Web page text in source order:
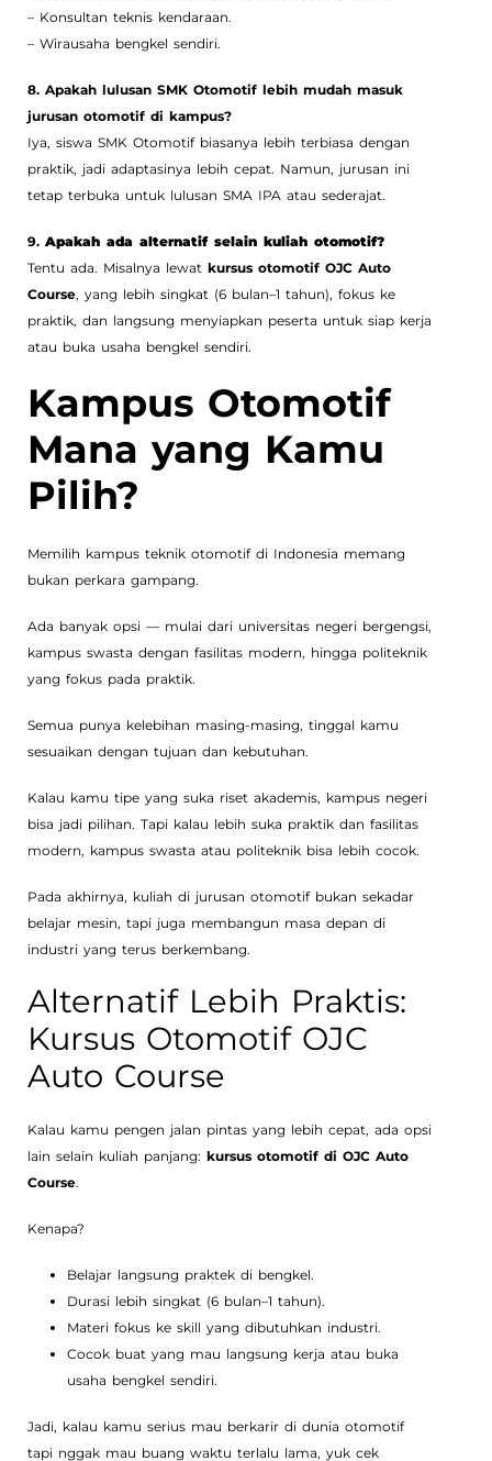
– Konsultan teknis kendaraan.
– Wirausaha bengkel sendiri.
8. Apakah lulusan SMK Otomotif lebih mudah masuk
jurusan otomotif di kampus?
Iya, siswa SMK Otomotif biasanya lebih terbiasa dengan
praktik, jadi adaptasinya lebih cepat. Namun, jurusan ini
tetap terbuka untuk lulusan SMA IPA atau sederajat.
9. Apakah ada alternatif selain kuliah otomotif?
Tentu ada. Misalnya lewat kursus otomotif OJC Auto
Course, yang lebih singkat (6 bulan–1 tahun), fokus ke
praktik, dan langsung menyiapkan peserta untuk siap kerja
atau buka usaha bengkel sendiri.
Kampus Otomotif
Mana yang Kamu
Pilih?
Memilih kampus teknik otomotif di Indonesia memang
bukan perkara gampang.
Ada banyak opsi — mulai dari universitas negeri bergengsi,
kampus swasta dengan fasilitas modern, hingga politeknik
yang fokus pada praktik.
Semua punya kelebihan masing-masing, tinggal kamu
sesuaikan dengan tujuan dan kebutuhan.
Kalau kamu tipe yang suka riset akademis, kampus negeri
bisa jadi pilihan. Tapi kalau lebih suka praktik dan fasilitas
modern, kampus swasta atau politeknik bisa lebih cocok.
Pada akhirnya, kuliah di jurusan otomotif bukan sekadar
belajar mesin, tapi juga membangun masa depan di
industri yang terus berkembang.
Alternatif Lebih Praktis:
Kursus Otomotif OJC
Auto Course
Kalau kamu pengen jalan pintas yang lebih cepat, ada opsi
lain selain kuliah panjang: kursus otomotif di OJC Auto
Course.
Kenapa?
Belajar langsung praktek di bengkel.
Durasi lebih singkat (6 bulan–1 tahun).
Materi fokus ke skill yang dibutuhkan industri.
Cocok buat yang mau langsung kerja atau buka
usaha bengkel sendiri.
Jadi, kalau kamu serius mau berkarir di dunia otomotif
tapi nggak mau buang waktu terlalu lama, yuk cek